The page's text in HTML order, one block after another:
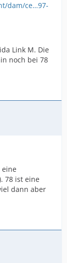
dam/ce…97-
Link M. Die
noch bei 78
eine
78 ist eine
dann aber